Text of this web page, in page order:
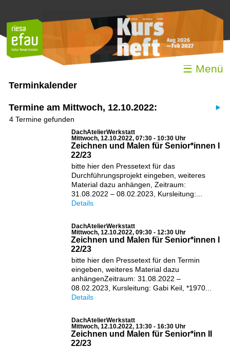
☰ Menü
Terminkalender
Termine am Mittwoch, 12.10.2022:
4 Termine gefunden
DachAtelierWerkstatt
Mittwoch, 12.10.2022, 07:30 - 10:30 Uhr
Zeichnen und Malen für Senior*innen I
22/23
bitte hier den Pressetext für das
Durchführungsprojekt eingeben, weiteres
Material dazu anhängen, Zeitraum:
31.08.2022 – 08.02.2023, Kursleitung:...
Details
DachAtelierWerkstatt
Mittwoch, 12.10.2022, 09:30 - 12:30 Uhr
Zeichnen und Malen für Senior*innen I
22/23
bitte hier den Pressetext für den Termin
eingeben, weiteres Material dazu
anhängenZeitraum: 31.08.2022 –
08.02.2023, Kursleitung: Gabi Keil, *1970...
Details
DachAtelierWerkstatt
Mittwoch, 12.10.2022, 13:30 - 16:30 Uhr
Zeichnen und Malen für Senior*inn II
22/23